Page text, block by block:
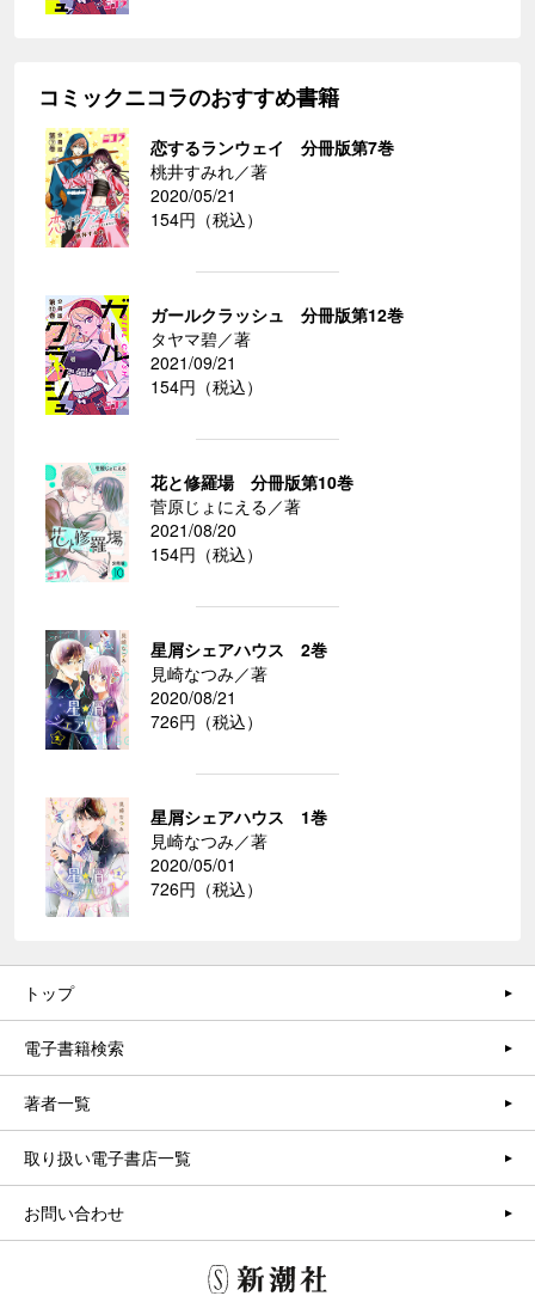
コミックニコラのおすすめ書籍
恋するランウェイ 分冊版第7巻
桃井すみれ／著
2020/05/21
154円（税込）
ガールクラッシュ 分冊版第12巻
タヤマ碧／著
2021/09/21
154円（税込）
花と修羅場 分冊版第10巻
菅原じょにえる／著
2021/08/20
154円（税込）
星屑シェアハウス 2巻
見崎なつみ／著
2020/08/21
726円（税込）
星屑シェアハウス 1巻
見崎なつみ／著
2020/05/01
726円（税込）
トップ
電子書籍検索
著者一覧
取り扱い電子書店一覧
お問い合わせ